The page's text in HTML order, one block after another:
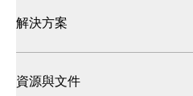
解決方案
資源與文件